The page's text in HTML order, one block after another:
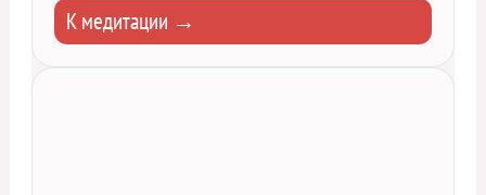
К медитации →